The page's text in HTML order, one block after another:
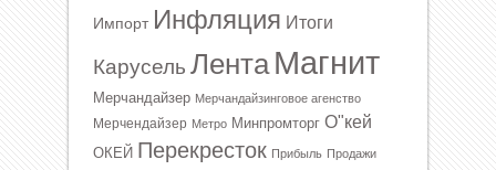
Импорт Инфляция Итоги
Карусель Лента Магнит
Мерчандайзер Мерчандайзинговое агенство
Мерчендайзер Метро Минпромторг О"кей
ОКЕЙ Перекресток Прибыль Продажи